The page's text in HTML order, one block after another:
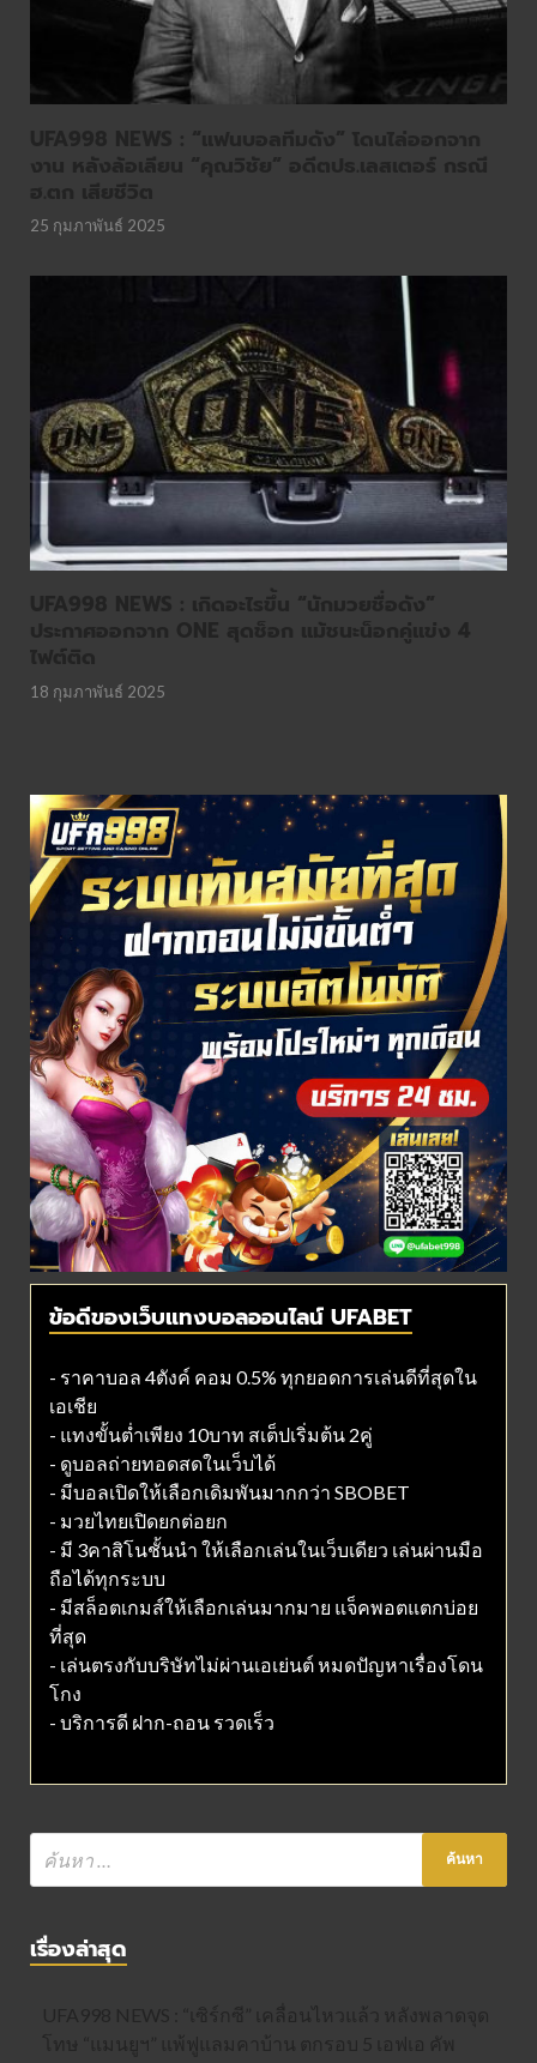
25 กุมภาพันธ์ 2025
18 กุมภาพันธ์ 2025
ข้อดีของเว็บแทงบอลออนไลน์ UFABET
- ราคาบอล 4ตังค์ คอม 0.5% ทุกยอดการเล่นดีที่สุดใน
เอเชีย
- แทงขั้นต่ำเพียง 10บาท สเต็ปเริ่มต้น 2คู่
- ดูบอลถ่ายทอดสดในเว็บได้
- มีบอลเปิดให้เลือกเดิมพันมากกว่า SBOBET
- มวยไทยเปิดยกต่อยก
- มี 3คาสิโนชั้นนำ ให้เลือกเล่นในเว็บเดียว เล่นผ่านมือ
ถือได้ทุกระบบ
- มีสล็อตเกมส์ให้เลือกเล่นมากมาย แจ็คพอตแตกบ่อย
ที่สุด
- เล่นตรงกับบริษัทไม่ผ่านเอเย่นต์ หมดปัญหาเรื่องโดน
โกง
- บริการดี ฝาก-ถอน รวดเร็ว
เรื่องล่าสุด